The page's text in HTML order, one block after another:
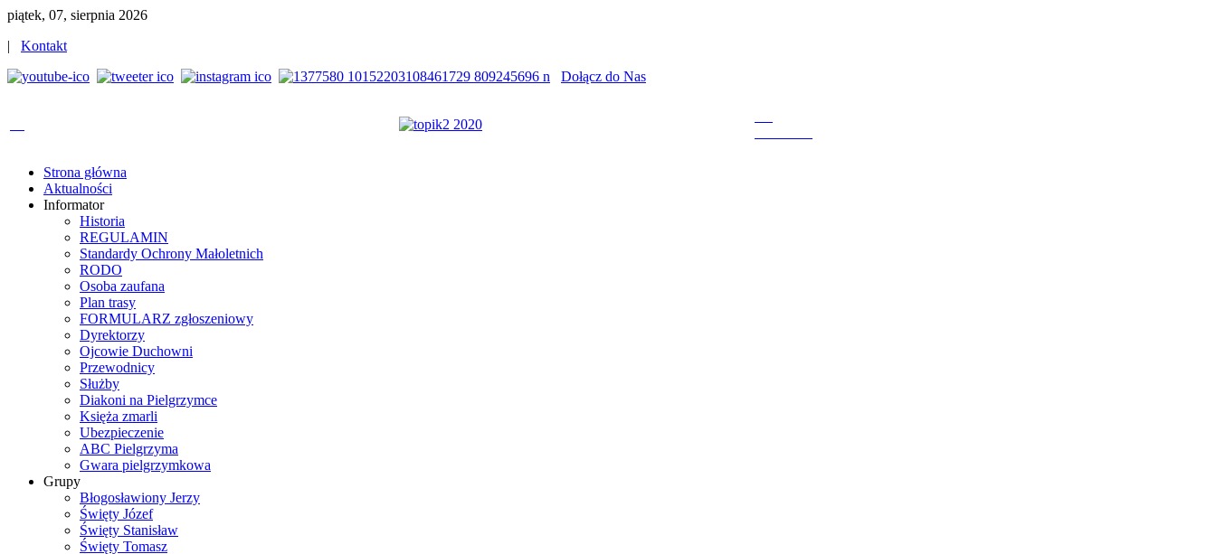
piątek, 07, sierpnia 2026
| Kontakt
Dołącz do Nas
Strona główna
Aktualności
Informator
Historia
REGULAMIN
Standardy Ochrony Małoletnich
RODO
Osoba zaufana
Plan trasy
FORMULARZ zgłoszeniowy
Dyrektorzy
Ojcowie Duchowni
Przewodnicy
Służby
Diakoni na Pielgrzymce
Księża zmarli
Ubezpieczenie
ABC Pielgrzyma
Gwara pielgrzymkowa
Grupy
Błogosławiony Jerzy
Święty Józef
Święty Stanisław
Święty Tomasz